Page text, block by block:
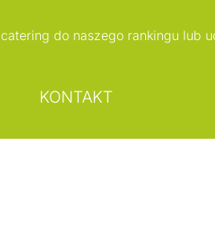
do naszego rankingu lub
KONTAKT